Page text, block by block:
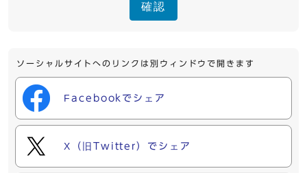
確認
ソーシャルサイトへのリンクは別ウィンドウで開きます
Facebookでシェア
X（旧Twitter）でシェア